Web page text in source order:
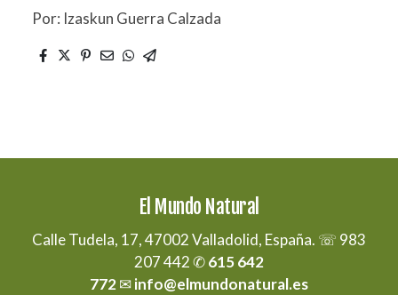
Por: Izaskun Guerra Calzada
El Mundo Natural
Calle Tudela, 17, 47002 Valladolid, España. ☏ 983
207 442 ✆615 642
772✉info@elmundonatural.es